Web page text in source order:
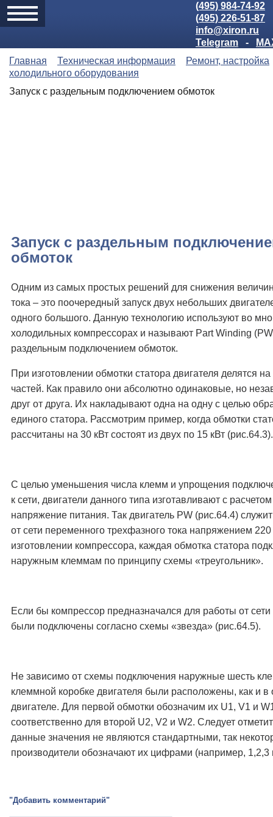
(495) 984-74-92
(495) 226-51-87
info@xiron.ru
Telegram
-
Главная
Техническая информация
Ремонт, настройка
холодильного оборудования
Запуск с раздельным подключением обмоток
Запуск с раздельным
обмоток
Одним из самых простых решений для снижения
тока – это поочередный запуск двух небольших
одного большого. Данную технологию используют во
холодильных компрессорах и называют Part Winding
раздельным подключением обмоток.
При изготовлении обмотки статора двигателя делятся на
частей. Как правило они абсолютно одинаковые, но
друг от друга. Их накладывают одна на одну с целью
единого статора. Рассмотрим пример, когда обмотки
рассчитаны на 30 кВт состоят из двух по 15 кВт (рис.64.3).
С целью уменьшения числа клемм и упрощения
к сети, двигатели данного типа изготавливают с
напряжение питания. Так двигатель PW (рис.64.4)
от сети переменного трехфазного тока напряжением
изготовлении компрессора, каждая обмотка статора
наружным клеммам по принципу схемы «треугольник».
Если бы компрессор предназначался для работы от
были подключены согласно схемы «звезда» (рис.64.5).
Не зависимо от схемы подключения наружные шесть
клеммной коробке двигателя были расположены, как и
двигателе. Для первой обмотки обозначим их U1, V1 и
соответственно для второй U2, V2 и W2. Следует
данные значения не являются стандартными, так
производители обозначают их цифрами (например, 1,2,3
"Добавить комментарий"